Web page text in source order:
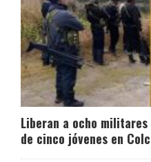
Liberan a ocho
de cinco jóvenes en